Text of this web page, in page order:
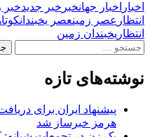
اخبار اخبار جهانخبر خبر جدیدخبر
انتظار عصر زمینعصر یخبندان
انتظار یخبندان زمین
جستجو
نوشته‌های تازه
پیشنهاد ایران برای
هرمز خبرساز شد